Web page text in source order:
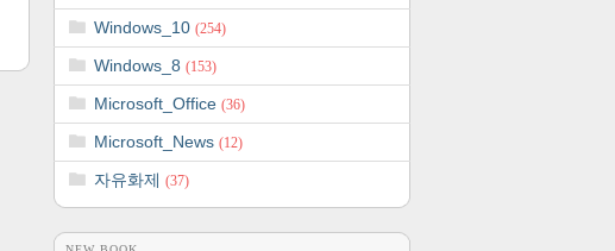
Windows_10 (254)
Windows_8 (153)
Microsoft_Office (36)
Microsoft_News (12)
자유화제 (37)